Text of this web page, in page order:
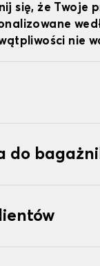
się, że Twoje
nie